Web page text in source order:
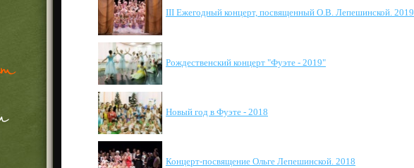
III Ежегодный концерт, посвященный О.В. Лепешинской. 2019
Рождественский концерт "Фуэте - 2019"
Новый год в Фуэте - 2018
Концерт-посвящение Ольге Лепешинской. 2018